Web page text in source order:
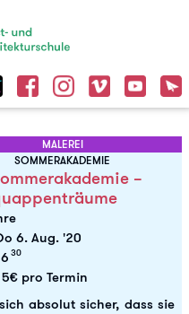
MALEREI
SOMMERAKADEMIE
–
6. Aug. '20
30
pro Termin
absolut sicher, dass sie